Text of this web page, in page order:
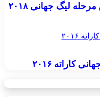
مسابقه بهمن عسگری در اولین مرحله لیگ جهانی ۲۰۱۸
۲۰۱۶
کاراته ۲۰۱۶